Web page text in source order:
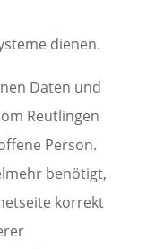
dienen.
Daten und
Reutlingen
Person.
benötigt,
korrekt